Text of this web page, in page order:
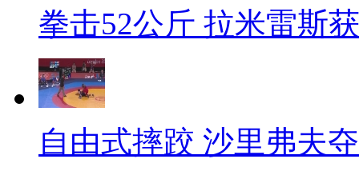
拳击52公斤 拉米雷斯
自由式摔跤 沙里弗夫